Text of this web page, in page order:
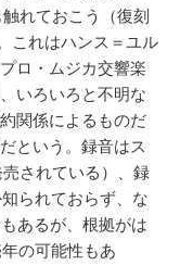
れておこう（復刻
これはハンス＝ユル
ロ・ムジカ交響楽
いろいろと不明な
関係によるものだ
という。録音はス
されている）、録
られておらず、な
あるが、根拠がは
の可能性もあ